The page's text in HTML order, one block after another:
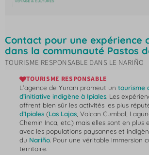
Contact pour une expérience
dans la communauté Pastos
TOURISME RESPONSABLE DANS LE NARIÑO
TOURISME RESPONSABLE
L’agence de Yurani promeut un tourisme
d’initiative indigène à Ipiales. Les
offrent bien sûr les activités les plus
d’Ipiales (Las Lajas , Volcan Cumbal,
Chemin Inca, etc.) mais elles sont en plus
avec les populations paysannes et
du Nariño. Pour une véritable immersion
territoire.